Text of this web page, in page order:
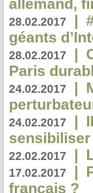
allemand,
28.02.2017 |
géants
28.02.2017 |
Paris
24.02.2017 |
24.02.2017 |
22.02.2017 |
17.02.2017 |
français ?